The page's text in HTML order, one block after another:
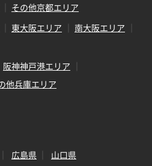
その他京都エリア
東大阪エリア
南大阪エリア
阪神神戸港エリア
他兵庫エリア
広島県 山口県